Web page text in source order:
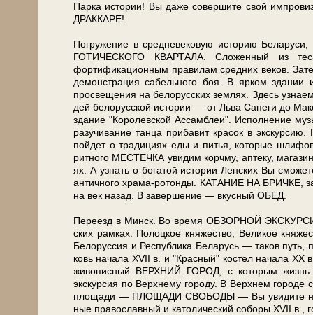
Парка ис­то­рии! Вы да­же со­вер­ши­те свой
ДРАККАРЕ!
По­гру­же­ние в сред­не­ве­ко­вую ис­то­рию
ГОТИЧЕСКОГО КВАРТАЛА. Сло­жен­ный из
фортификационным правилам средних ве­ков.
де­мон­стра­ция са­бель­но­го боя. В ярком
просвещения на бе­ло­рус­ских зем­лях. Здесь
дей бе­ло­рус­ской ис­то­рии — от Льва Са­пе­ги до
здание "Ко­ро­лев­ской Ас­сам­блеи". Исполнение
ра­зу­чи­ва­ние тан­ца при­ба­вит кра­сок в
пой­дет о тра­ди­ци­ях еды и пи­тья, ко­то­рые
рит­но­го МЕСТЕЧКА увидим корч­му, аптеку,
ях. А узнать о бо­га­той ис­то­рии Лен­ских Вы
ан­тич­но­го храма-ротонды. КАТАНИЕ НА БРИЧКЕ,
на век на­зад. В за­вер­ше­ние — вкус­ный ОБЕД.
Пе­ре­езд в Минск. Во вре­мя ОБЗОРНОЙ
ских рам­ках. По­лоц­кое кня­же­ство, Ве­ли­кое
Бе­ло­рус­сия и Рес­пуб­ли­ка Бе­ла­русь — та­ков
ковь на­ча­ла ХVII в. и "Крас­ный" ко­стел на­ча­ла ХХ
жи­во­пис­ный ВЕРХНИЙ ГОРОД, с ко­то­рым жизнь
экскурсия по Верх­не­му го­ро­ду. В Верх­нем го­ро­де
пло­ща­ди — ПЛОЩАДИ СВОБОДЫ — Вы уви­ди­те
ные пра­во­слав­ный и ка­то­ли­че­ский со­бо­ры ХVII в.,